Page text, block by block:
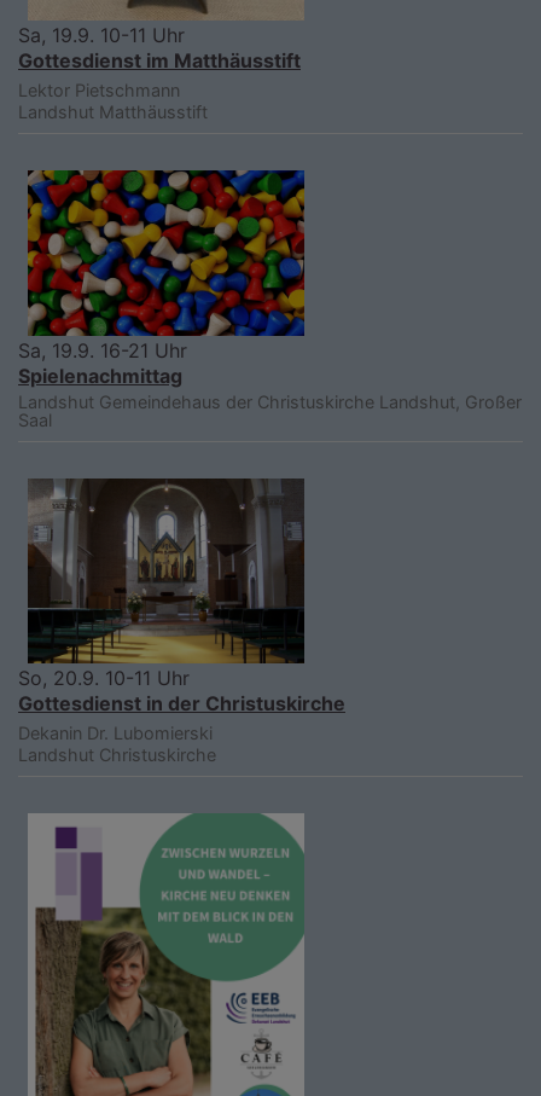
Sa, 19.9. 10-11 Uhr
Gottesdienst im Matthäusstift
Lektor Pietschmann
Landshut Matthäusstift
Sa, 19.9. 16-21 Uhr
Spielenachmittag
Landshut Gemeindehaus der Christuskirche Landshut, Großer
Saal
So, 20.9. 10-11 Uhr
Gottesdienst in der Christuskirche
Dekanin Dr. Lubomierski
Landshut Christuskirche